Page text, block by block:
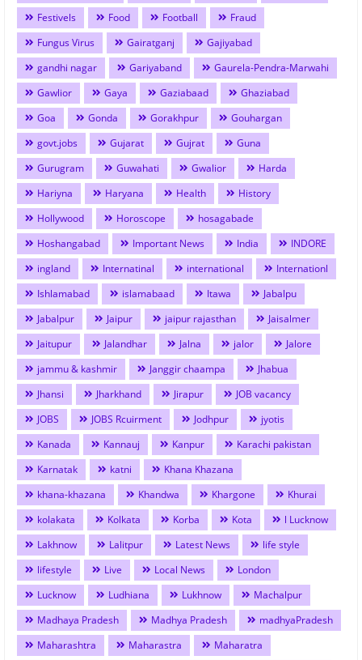
Festivels Food Football
Fraud
Fungus Virus
Gairatganj
Gajiyabad
gandhi nagar
Gariyaband
Gaurela-Pendra-Marwahi
Gawlior
Gaya Gaziabaad
Ghaziabad
Goa
Gonda Gorakhpur
Gouhargan
govt.jobs
Gujarat Gujrat
Guna
Gurugram
Guwahati Gwalior
Harda
Hariyna
Haryana Health
History
Hollywood
Horoscope
hosagabade
Hoshangabad
Important News India
INDORE
ingland
Internatinal international
Internationl
Ishlamabad
islamabaad Itawa
Jabalpu
Jabalpur
Jaipur jaipur rajasthan
Jaisalmer
Jaitupur
Jalandhar Jalna jalor
Jalore
jammu & kashmir
Janggir chaampa
Jhabua
Jhansi
Jharkhand Jirapur
JOB vacancy
JOBS
JOBS Rcuirment Jodhpur
jyotis
Kanada
Kannauj Kanpur
Karachi pakistan
Karnatak
katni
Khana Khazana
khana-khazana
Khandwa Khargone
Khurai
kolakata
Kolkata Korba Kota
l Lucknow
Lakhnow
Lalitpur Latest News
life style
lifestyle
Live Local News
London
Lucknow
Ludhiana Lukhnow
Machalpur
Madhaya Pradesh
Madhya Pradesh
madhyaPradesh
Maharashtra
Maharastra
Maharatra